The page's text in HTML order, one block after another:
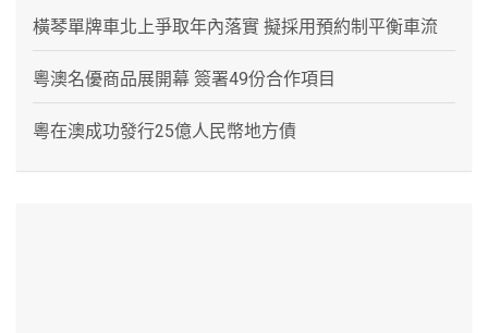
橫琴單牌車北上爭取年內落實 擬採用預約制平衡車流
粵澳名優商品展開幕 簽署49份合作項目
粵在澳成功發行25億人民幣地方債